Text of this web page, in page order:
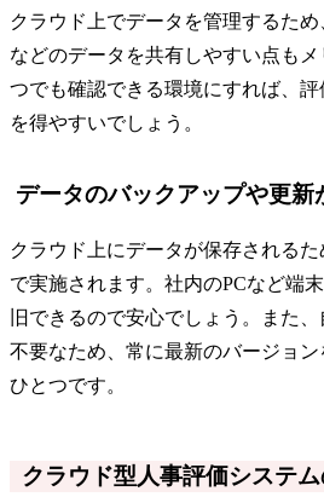
クラウド上でデータを管理するた
などのデータを共有しやすい点も
つでも確認できる環境にすれば、
を得やすいでしょう。
データのバックアップや更新
クラウド上にデータが保存される
で実施されます。社内のPCなど端
旧できるので安心でしょう。また
不要なため、常に最新のバージョ
ひとつです。
クラウド型人事評価システ